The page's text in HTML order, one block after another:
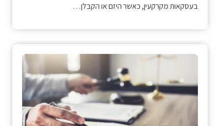
בעסקאות מקרקעין, כאשר היזם או הקבלן…